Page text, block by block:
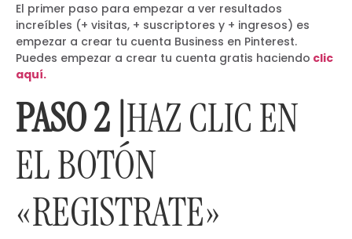
El primer paso para empezar a ver resultados
increíbles (+ visitas, + suscriptores y + ingresos) es
empezar a crear tu cuenta Business en Pinterest.
Puedes empezar a crear tu cuenta gratis haciendo clic
aquí.
PASO 2 | HAZ CLIC EN
EL BOTÓN
«REGISTRATE»